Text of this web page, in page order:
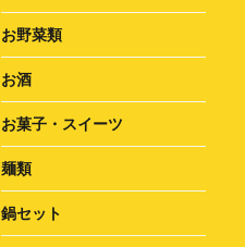
お野菜類
お酒
お菓子・スイーツ
麺類
鍋セット